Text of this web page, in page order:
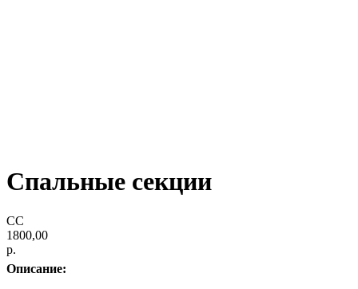
Спальные секции
СС
1800,00
р.
Описание: